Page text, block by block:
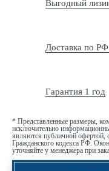
Выгодный
Доставка по
Гарантия 1 год
* Представленные размеры,
исключительно
являются публичной офертой,
Гражданского кодекса РФ.
уточняйте у менеджера при